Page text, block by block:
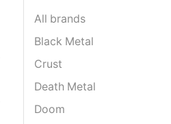
All brands
Black Metal
Crust
Death Metal
Doom